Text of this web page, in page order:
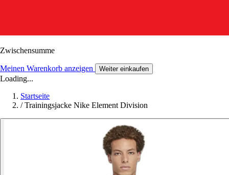
Zwischensumme
Meinen Warenkorb anzeigen Weiter einkaufen
Loading...
Startseite
/ Trainingsjacke Nike Element Division